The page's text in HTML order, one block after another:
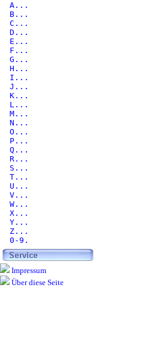
A...
B...
C...
D...
E...
F...
G...
H...
I...
J...
K...
L...
M...
N...
O...
P...
Q...
R...
S...
T...
U...
V...
W...
X...
Y...
Z...
0-9.
Impressum
Über diese Seite